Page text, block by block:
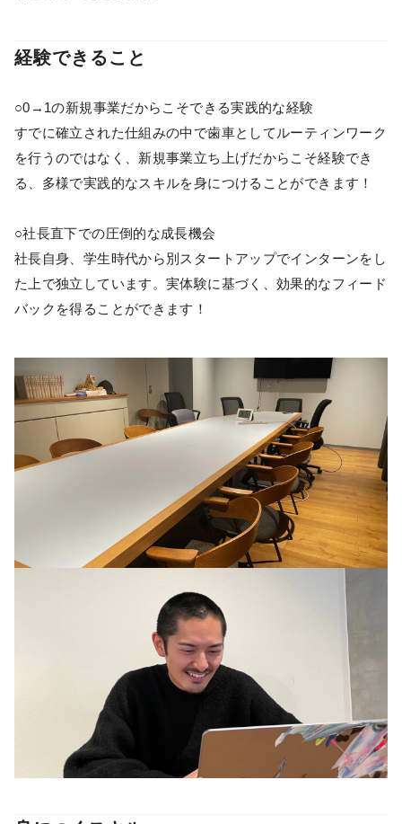
経験できること
○0→1の新規事業だからこそできる実践的な経験
すでに確立された仕組みの中で歯車としてルーティンワーク
を行うのではなく、新規事業立ち上げだからこそ経験でき
る、多様で実践的なスキルを身につけることができます！
○社長直下での圧倒的な成長機会
社長自身、学生時代から別スタートアップでインターンをし
た上で独立しています。実体験に基づく、効果的なフィード
バックを得ることができます！